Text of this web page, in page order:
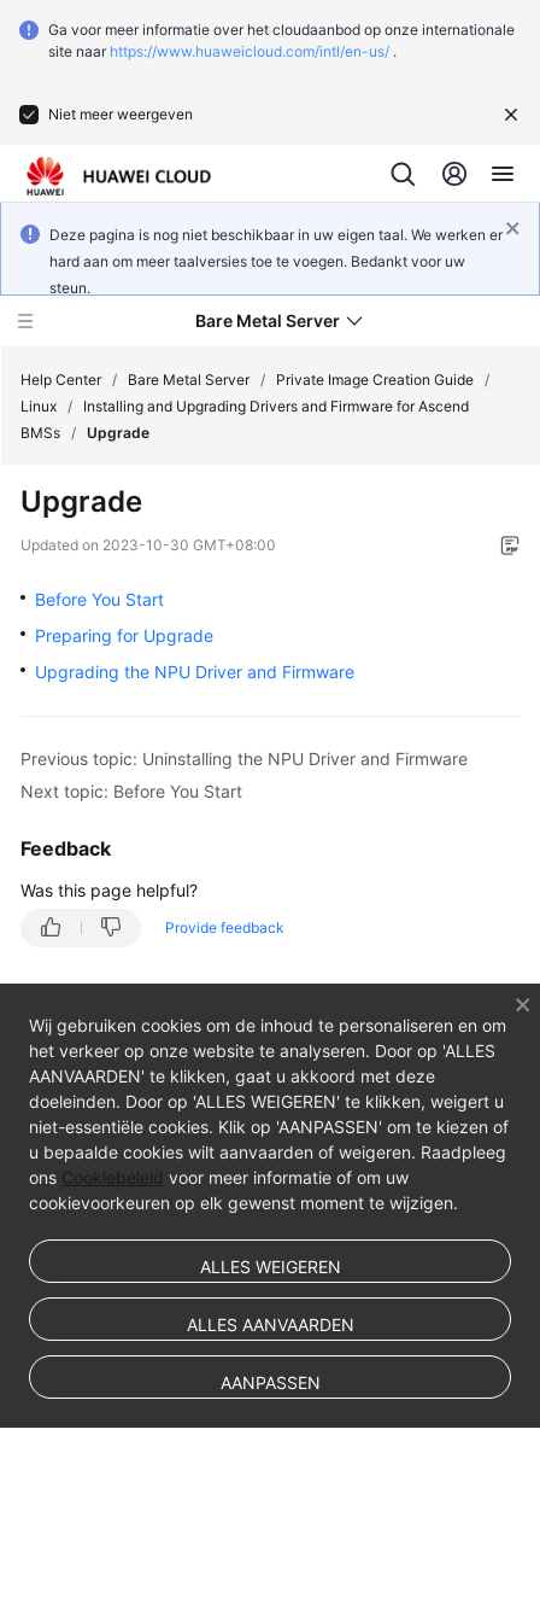
Ga voor meer informatie over het cloudaanbod op onze internationale
site naar https://www.huaweicloud.com/intl/en-us/ .
Niet meer weergeven
Deze pagina is nog niet beschikbaar in uw eigen taal. We werken er
hard aan om meer taalversies toe te voegen. Bedankt voor uw
steun.
Bare Metal Server
Function
Overview
User
Image
Creation
Practices
API
Reference
SDK
Reference
FAQs
Troubleshooting
Videos
Help Center / Bare Metal Server / Private Image Creation Guide /
Linux /
Installing and Upgrading Drivers and Firmware for Ascend
BMSs / Upgrade
Upgrade
Updated on 2023-10-30 GMT+08:00
Before You Start
Preparing for Upgrade
Upgrading the NPU Driver and Firmware
Previous topic: Uninstalling the NPU Driver and Firmware
Next topic: Before You Start
Feedback
Was this page helpful?
Provide feedback
Wij gebruiken cookies om de inhoud te personaliseren en om
het verkeer op onze website te analyseren. Door op 'ALLES
AANVAARDEN' te klikken, gaat u akkoord met deze
doeleinden. Door op 'ALLES WEIGEREN' te klikken, weigert u
niet-essentiële cookies. Klik op 'AANPASSEN' om te kiezen of
u bepaalde cookies wilt aanvaarden of weigeren. Raadpleeg
ons Cookiebeleid voor meer informatie of om uw
cookievoorkeuren op elk gewenst moment te wijzigen.
ALLES WEIGEREN
ALLES AANVAARDEN
AANPASSEN